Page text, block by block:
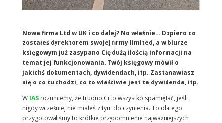
Nowa firma Ltd w UK i co dalej? No właśnie… Dopiero co
zostałeś dyrektorem swojej firmy limited, a w biurze
księgowym już zasypano Cię dużą ilością informacji na
temat jej funkcjonowania. Twój księgowy mówił o
jakichś dokumentach, dywidendach, itp. Zastanawiasz
się o co tu chodzi, co to właściwie jest ta dywidenda, itp.
W IASrozumiemy, że trudno Ci to wszystko spamiętać, jeśli
nigdy wcześniej nie miałeś z tym do czynienia. To dlatego
przygotowaliśmy to krótkie przypomnienie najważniejszych